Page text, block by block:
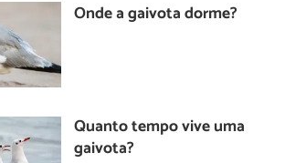
Onde a gaivota dorme?
Quanto tempo vive uma
gaivota?